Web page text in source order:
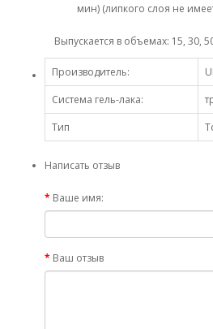
мин) (липкого слоя не
Выпускается в объемах: 15, 30,
Производитель:
Система гель-лака:
Тип
Написать отзыв
Ваше имя:
Ваш отзыв